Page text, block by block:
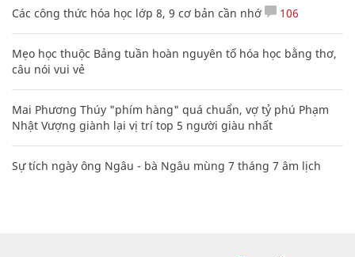
Các công thức hóa học lớp 8, 9 cơ bản cần nhớ 106
Mẹo học thuộc Bảng tuần hoàn nguyên tố hóa học bằng thơ,
câu nói vui vẻ
Mai Phương Thúy "phím hàng" quá chuẩn, vợ tỷ phú Phạm
Nhật Vượng giành lại vị trí top 5 người giàu nhất
Sự tích ngày ông Ngâu - bà Ngâu mùng 7 tháng 7 âm lịch